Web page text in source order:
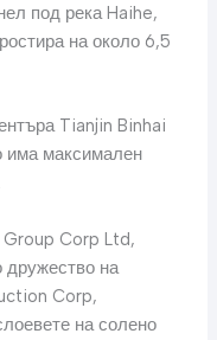
под река Haihe,
на около 6,5
Tianjin Binhai
има максимален
Group Corp Ltd,
дружество на
Corp,
на солено